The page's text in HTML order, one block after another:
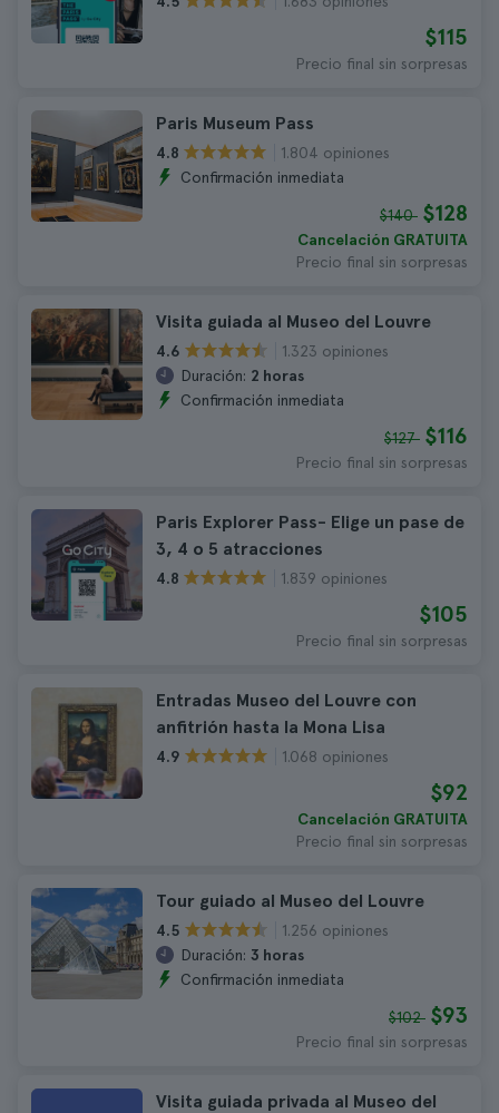
$115
Precio final sin sorpresas
Paris Museum Pass
4.8
1.804 opiniones
Confirmación inmediata
$140 $128
Cancelación GRATUITA
Precio final sin sorpresas
Visita guiada al Museo del Louvre
4.6
1.323 opiniones
Duración: 2 horas
Confirmación inmediata
$127 $116
Precio final sin sorpresas
Paris Explorer Pass- Elige un pase de
3, 4 o 5 atracciones
4.8 1.839 opiniones
$105
Precio final sin sorpresas
Entradas Museo del Louvre con
anfitrión hasta la Mona Lisa
4.9 1.068 opiniones
$92
Cancelación GRATUITA
Precio final sin sorpresas
Tour guiado al Museo del Louvre
4.5
1.256 opiniones
Duración: 3 horas
Confirmación inmediata
$102 $93
Precio final sin sorpresas
Visita guiada privada al Museo del